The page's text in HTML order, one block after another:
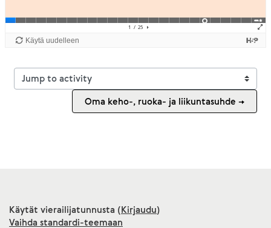
Jump to activity
Oma keho-, ruoka- ja liikuntasuhde →
Käytät vierailijatunnusta (Kirjaudu)
Vaihda standardi-teemaan